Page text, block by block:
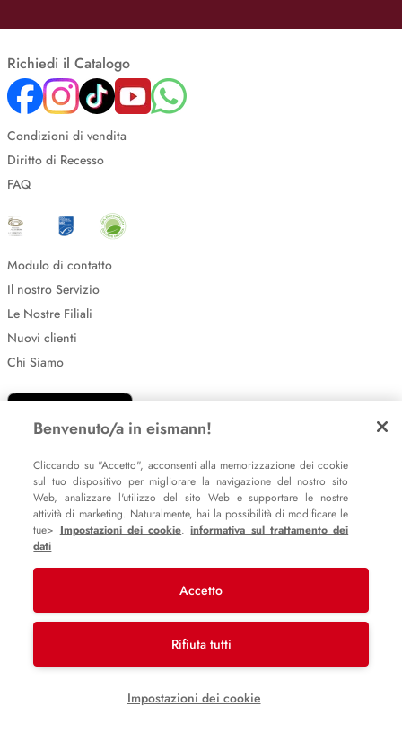
Richiedi il Catalogo
Condizioni di vendita
Diritto di Recesso
FAQ
Modulo di contatto
Il nostro Servizio
Le Nostre Filiali
Nuovi clienti
Chi Siamo
Impostazione dei cookie
Informative sulla privacy
Policy Whistleblowing
Benvenuto/a in eismann!
Cliccando su "Accetto", acconsenti alla memorizzazione dei cookie
sul tuo dispositivo per migliorare la navigazione del nostro sito
Web, analizzare l'utilizzo del sito Web e supportare le nostre
attività di marketing. Naturalmente, hai la possibilità di modificare le
tue> Impostazioni dei cookie.informativa sul trattamento dei
dati
Accetto
Rifiuta tutti
Impostazioni dei cookie